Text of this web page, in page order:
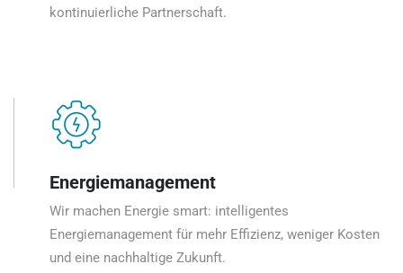
kontinuierliche Partnerschaft.
Energiemanagement
Wir machen Energie smart: intelligentes
Energiemanagement für mehr Effizienz, weniger Kosten
und eine nachhaltige Zukunft.